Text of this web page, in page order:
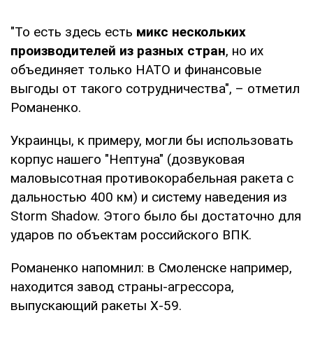
"То есть здесь есть микс нескольких
производителей из разных стран, но их
объединяет только НАТО и финансовые
выгоды от такого сотрудничества", – отметил
Романенко.
Украинцы, к примеру, могли бы использовать
корпус нашего "Нептуна" (дозвуковая
маловысотная противокорабельная ракета с
дальностью 400 км) и систему наведения из
Storm Shadow. Этого было бы достаточно для
ударов по объектам российского ВПК.
Романенко напомнил: в Смоленске например,
находится завод страны-агрессора,
выпускающий ракеты Х-59.